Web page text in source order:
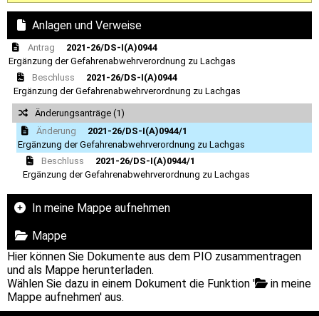
Anlagen und Verweise
Antrag
2021-26/DS-I(A)0944
Ergänzung der Gefahrenabwehrverordnung zu Lachgas
Beschluss
2021-26/DS-I(A)0944
Ergänzung der Gefahrenabwehrverordnung zu Lachgas
Änderungsanträge (1)
Änderung
2021-26/DS-I(A)0944/1
Ergänzung der Gefahrenabwehrverordnung zu Lachgas
Beschluss
2021-26/DS-I(A)0944/1
Ergänzung der Gefahrenabwehrverordnung zu Lachgas
In meine Mappe aufnehmen
Mappe
Hier können Sie Dokumente aus dem PIO zusammentragen
und als Mappe herunterladen.
Wählen Sie dazu in einem Dokument die Funktion '
in meine
Mappe aufnehmen' aus.